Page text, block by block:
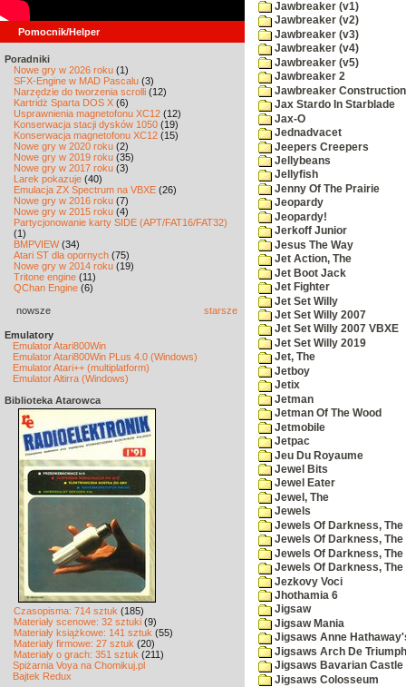
Pomocnik/Helper
Poradniki
Nowe gry w 2026 roku (1)
SFX-Engine w MAD Pascalu (3)
Narzędzie do tworzenia scrolli (12)
Kartridż Sparta DOS X (6)
Usprawnienia magnetofonu XC12 (12)
Konserwacja stacji dysków 1050 (19)
Konserwacja magnetofonu XC12 (15)
Nowe gry w 2020 roku (2)
Nowe gry w 2019 roku (35)
Nowe gry w 2017 roku (3)
Larek pokazuje (40)
Emulacja ZX Spectrum na VBXE (26)
Nowe gry w 2016 roku (7)
Nowe gry w 2015 roku (4)
Partycjonowanie karty SIDE (APT/FAT16/FAT32)
(1)
BMPVIEW(34)
Atari ST dla opornych (75)
Nowe gry w 2014 roku (19)
Tritone engine (11)
QChan Engine (6)
nowsze starsze
Emulatory
Emulator Atari800Win
Emulator Atari800Win PLus 4.0 (Windows)
Emulator Atari++ (multiplatform)
Emulator Altirra (Windows)
Biblioteka Atarowca
Czasopisma: 714 sztuk (185)
Materiały scenowe: 32 sztuki (9)
Materiały książkowe: 141 sztuk (55)
Materiały firmowe: 27 sztuk (20)
Materiały o grach: 351 sztuk (211)
Spiżarnia Voya na Chomikuj.pl
Bajtek Redux
Jawbreaker (v1)
Jawbreaker (v2)
Jawbreaker (v3)
Jawbreaker (v4)
Jawbreaker (v5)
Jawbreaker 2
Jawbreaker Construction
Jax Stardo In Starblade
Jax-O
Jednadvacet
Jeepers Creepers
Jellybeans
Jellyfish
Jenny Of The Prairie
Jeopardy
Jeopardy!
Jerkoff Junior
Jesus The Way
Jet Action, The
Jet Boot Jack
Jet Fighter
Jet Set Willy
Jet Set Willy 2007
Jet Set Willy 2007 VBXE
Jet Set Willy 2019
Jet, The
Jetboy
Jetix
Jetman
Jetman Of The Wood
Jetmobile
Jetpac
Jeu Du Royaume
Jewel Bits
Jewel Eater
Jewel, The
Jewels
Jewels Of Darkness, The
Jewels Of Darkness,
Jewels Of Darkness,
Jewels Of Darkness,
Jezkovy Voci
Jhothamia 6
Jigsaw
Jigsaw Mania
Jigsaws Anne
Jigsaws Arch De Triumph
Jigsaws Bavarian Castle
Jigsaws Colosseum